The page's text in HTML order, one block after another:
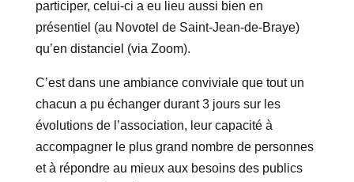
participer, celui-ci a eu lieu aussi bien en
présentiel (au Novotel de Saint-Jean-de-Braye)
qu’en distanciel (via Zoom).
C’est dans une ambiance conviviale que tout un
chacun a pu échanger durant 3 jours sur les
évolutions de l’association, leur capacité à
accompagner le plus grand nombre de personnes
et à répondre au mieux aux besoins des publics